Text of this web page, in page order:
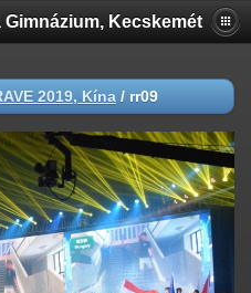
Kecskemét
2019, Kína / rr09